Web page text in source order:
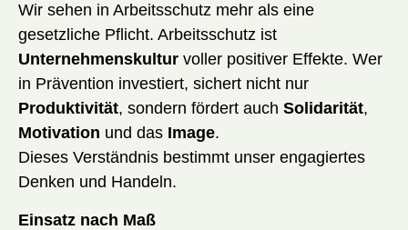
Wir sehen in Arbeitsschutz mehr als eine
gesetzliche Pflicht. Arbeitsschutz ist
Unternehmenskultur voller positiver Effekte. Wer
in Prävention investiert, sichert nicht nur
Produktivität, sondern fördert auch Solidarität,
Motivation und das Image.
Dieses Verständnis bestimmt unser engagiertes
Denken und Handeln.
Einsatz nach Maß